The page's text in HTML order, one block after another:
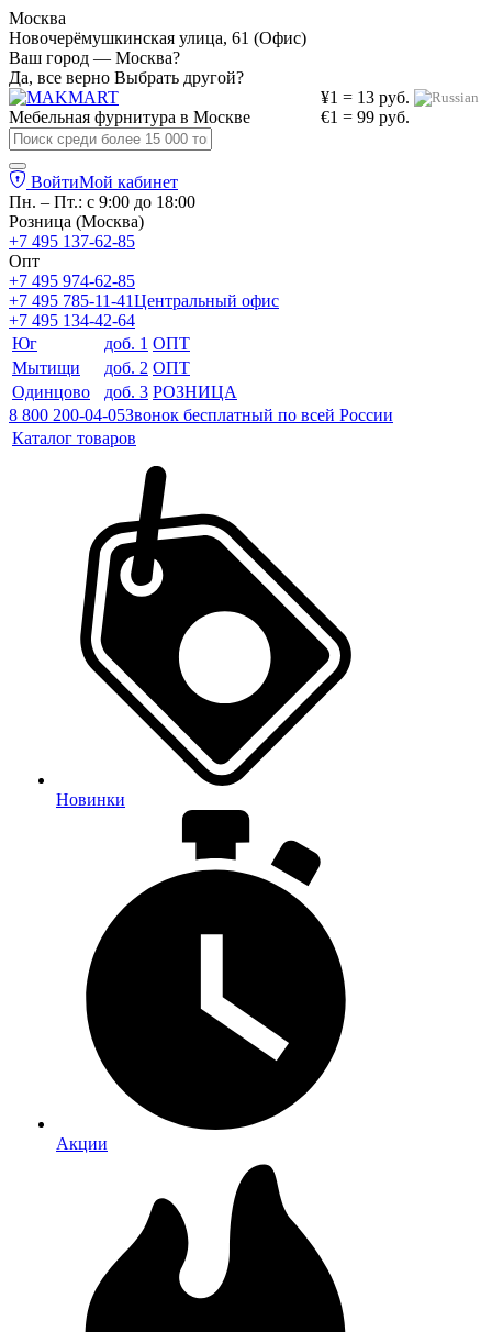
Москва
Новочерёмушкинская улица, 61 (Офис)
Ваш город — Москва?
Да, все верно Выбрать другой?
¥1 = 13 руб.
€1 = 99 руб.
Мебельная фурнитура в Москве
ВойтиМой кабинет
Пн. – Пт.: с 9:00 до 18:00
Розница (Москва)
+7 495 137-62-85
Опт
+7 495 974-62-85
+7 495 785-11-41Центральный офис
+7 495 134-42-64
Юг
доб. 1 ОПТ
Мытищи
доб. 2 ОПТ
Одинцово
доб. 3 РОЗНИЦА
8 800 200-04-05Звонок бесплатный по всей России
Каталог товаров
Новинки
Акции